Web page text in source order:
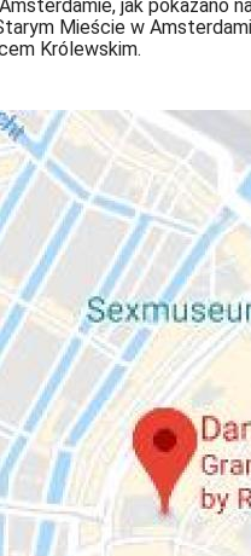
jak
Mieście w
Królewskim.